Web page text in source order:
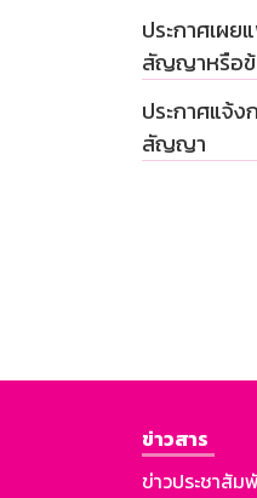
ประกาศเผ
สัญญาหรือ
ประกาศแจ้
สัญญา
ข่าวสาร
ข่าวประชาสัม